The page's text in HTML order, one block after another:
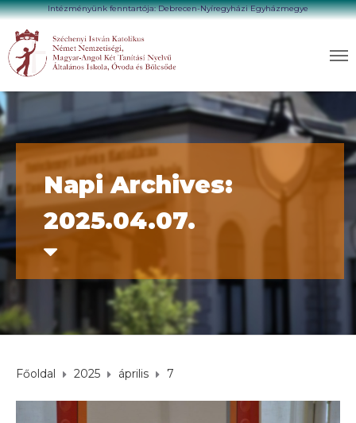
Intézményünk fenntartója: Debrecen-Nyíregyházi Egyházmegye
Napi Archives:
2025.04.07.
Főoldal 2025 április 7